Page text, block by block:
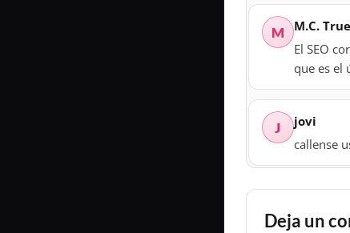
M M.C.
El SEO
que es el
J jovi
callense
Deja un